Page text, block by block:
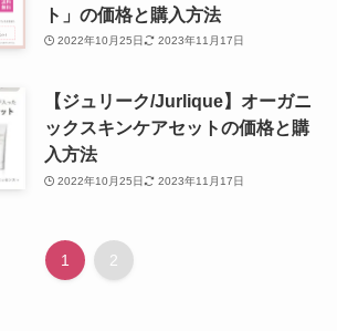
ト」の価格と購入方法
2022年10月25日 2023年11月17日
【ジュリーク/Jurlique】オーガニ
ックスキンケアセットの価格と購
入方法
2022年10月25日 2023年11月17日
1 2